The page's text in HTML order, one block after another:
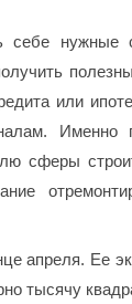
нужные
или
Именно
сферы
апреля. Ее
тысячу